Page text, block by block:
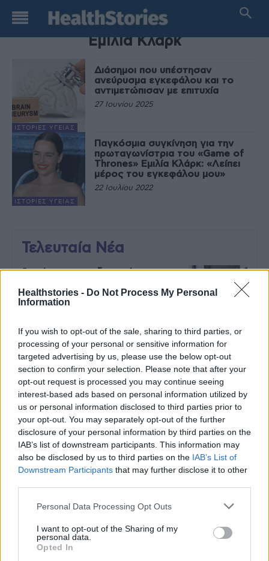
Healthstories - Do Not Process My Personal
Information
If you wish to opt-out of the sale, sharing to third parties, or
processing of your personal or sensitive information for
targeted advertising by us, please use the below opt-out
section to confirm your selection. Please note that after your
opt-out request is processed you may continue seeing
interest-based ads based on personal information utilized by
us or personal information disclosed to third parties prior to
your opt-out. You may separately opt-out of the further
disclosure of your personal information by third parties on the
IAB’s list of downstream participants. This information may
also be disclosed by us to third parties on the IAB’s List of
Downstream Participants that may further disclose it to other
Personal Data Processing Opt Outs
I want to opt-out of the Sharing of my
personal data.
Opted In
TAG
Εμίλια Κλαρκ
ΙΣΤΟΡΊΕΣ ΥΓΕΊΑΣ
Διάσημοι που υπέστησαν
ανεύρυσμα εγκεφάλου και το
αντιμετώπισαν με επιτυχία
27 Ιουνίου 2025
ΙΣΤΟΡΊΕΣ ΥΓΕΊΑΣ
Παγκόσμια συγκίνηση για την
πρωταγωνίστρια του «Game of
Thrones» Εμιλία Κλάρκ: «Λείπει
μέρος του εγκεφάλου μου»
22 Ιουλίου 2022
Τελευταία Νέα
9 πράγματα που δεν πρέπει να
27 Φεβρουαρίου 2026
Πάνω από 100 μωρά έχουν
γεννηθεί μέσω εξωσωματικής, με
την υποστήριξη της Be-Live
27 Φεβρουαρίου 2026
Μεταπροπονητική πείνα: Ο λόγος
που θέλεις να καταβροχθίσεις τα
πάντα μετά την άσκηση
27 Φεβρουαρίου 2026
Ωρίων – Σπάνια νοσήματα
συνδέονται με μνημεία που
πνεύμα της χώρας μας
27 Φεβρουαρίου 2026